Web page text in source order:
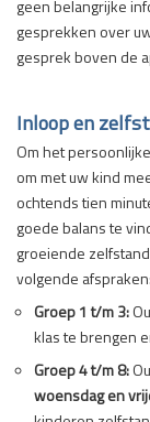
geen belangrijke
gesprekken over
gesprek boven de
Inloop en
Om het
om met uw kind
ochtends tien
goede balans te
groeiende
volgende afspraken:
Groep 1 t/m 3:
klas te brengen
Groep 4 t/m 8:
woensdag en